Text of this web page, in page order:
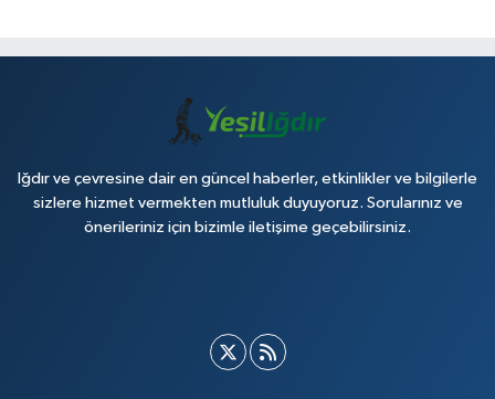
Iğdır ve çevresine dair en güncel haberler, etkinlikler ve bilgilerle
sizlere hizmet vermekten mutluluk duyuyoruz. Sorularınız ve
önerileriniz için bizimle iletişime geçebilirsiniz.